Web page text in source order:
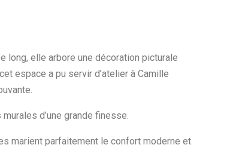
long, elle arbore une décoration picturale
espace a pu servir d’atelier à Camille
d’une grande finesse.
marient parfaitement le confort moderne et